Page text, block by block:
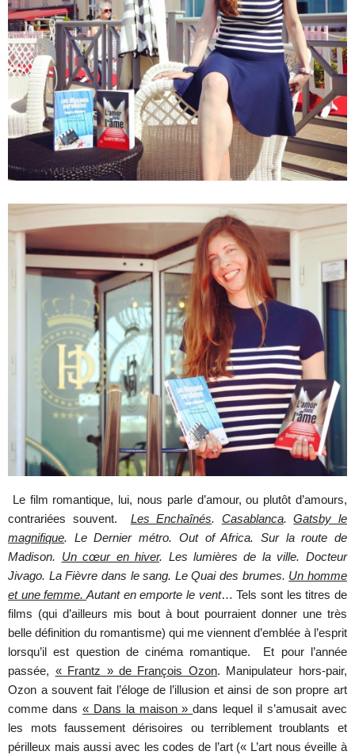
Le film romantique, lui, nous parle d’amour, ou plutôt d’amours,
contrariées souvent. Les Enchaînés. Casablanca.Gatsby le
magnifique. Le Dernier métro. Out of Africa. Sur la route de
Madison. Un cœur en hiver. Les lumières de la ville. Docteur
Jivago. La Fièvre dans le sang. Le Quai des brumes. Un homme
et une femme.Autant en emporte le vent… Tels sont les titres de
films (qui d’ailleurs mis bout à bout pourraient donner une très
belle définition du romantisme) qui me viennent d’emblée à l’esprit
lorsqu’il est question de cinéma romantique. Et pour l’année
passée, « Frantz » de François Ozon. Manipulateur hors-pair,
Ozon a souvent fait l’éloge de l’illusion et ainsi de son propre art
comme dans « Dans la maison »dans lequel il s’amusait avec
les mots faussement dérisoires ou terriblement troublants et
périlleux mais aussi avec les codes de l’art (« L’art nous éveille à